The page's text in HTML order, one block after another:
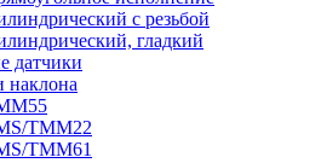
с резьбой
гладкий
датчики
наклона
TMM22
TMM61